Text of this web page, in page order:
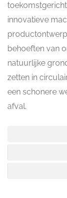
innovatieve
behoeften van
natuurlijke
zetten in
een schonere
afval.